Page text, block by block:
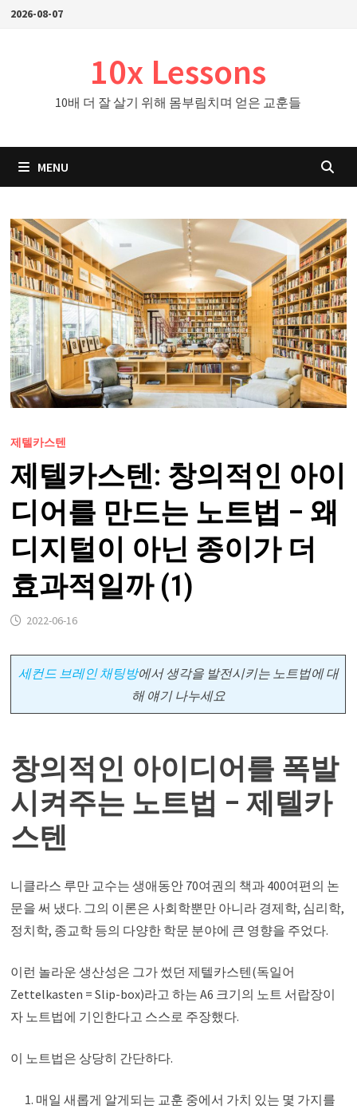
Skip2026-08-07
10x Lessons
10배 더 잘 살기 위해 몸부림치며 얻은 교훈들
MENU
제텔카스텐
제텔카스텐: 창의적인 아이
디어를 만드는 노트법 – 왜
디지털이 아닌 종이가 더
효과적일까 (1)
2022-06-16
세컨드 브레인 채팅방에서생각을 발전시키는 노트법에 대
해 얘기 나누세요
창의적인 아이디어를 폭발
시켜주는 노트법 – 제텔카
스텐
니클라스 루만 교수는 생애동안 70여권의 책과 400여편의 논
문을 써 냈다. 그의 이론은 사회학뿐만 아니라 경제학, 심리학,
정치학, 종교학 등의 다양한 학문 분야에 큰 영향을 주었다.
이런 놀라운 생산성은 그가 썼던 제텔카스텐(독일어
Zettelkasten = Slip-box)라고 하는 A6 크기의 노트 서랍장이
자 노트법에 기인한다고 스스로 주장했다.
이 노트법은 상당히 간단하다.
매일 새롭게 알게되는 교훈 중에서 가치 있는 몇 가지를